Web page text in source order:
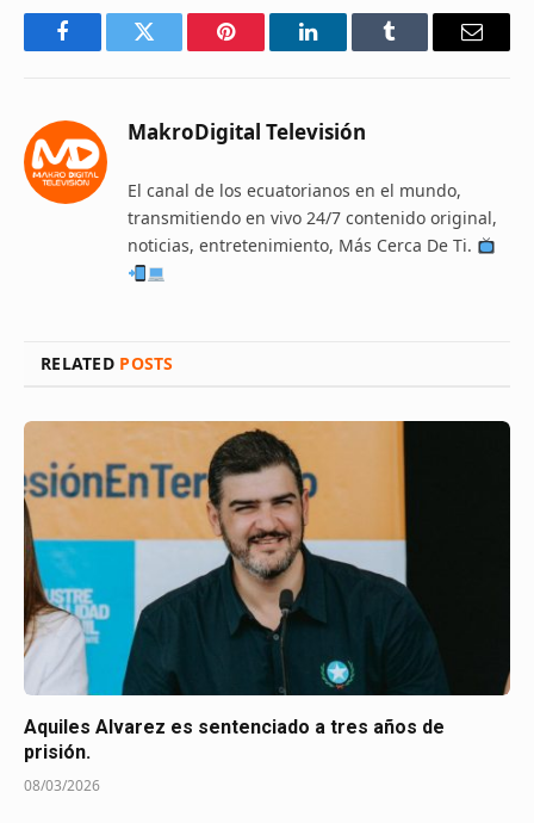
FacebookTwitter Pinterest LinkedInTumblr Email
MakroDigital Televisión
El canal de los ecuatorianos en el mundo,
transmitiendo en vivo 24/7 contenido original,
noticias, entretenimiento, Más Cerca De Ti.
RELATED POSTS
Aquiles Alvarez es sentenciado a tres años de
prisión.
08/03/2026